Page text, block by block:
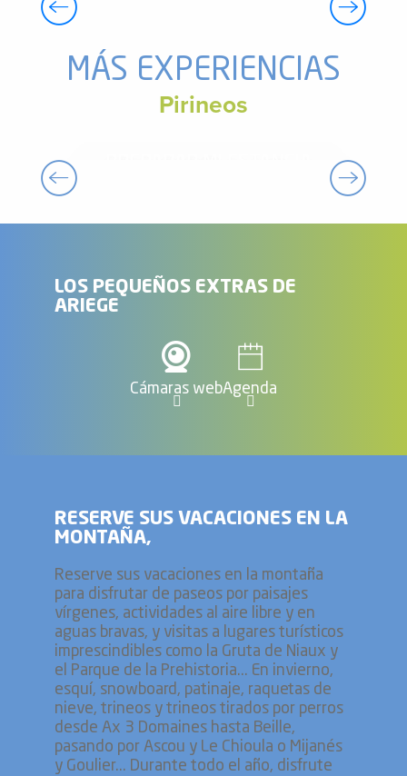
MÁS EXPERIENCIAS
Pirineos
LOS PEQUEÑOS EXTRAS DE
ARIEGE
Cámaras webAgenda
RESERVE SUS VACACIONES EN LA
MONTAÑA,
Reserve sus vacaciones en la montaña
para disfrutar de paseos por paisajes
vírgenes, actividades al aire libre y en
aguas bravas, y visitas a lugares turísticos
imprescindibles como la Gruta de Niaux y
el Parque de la Prehistoria... En invierno,
esquí, snowboard, patinaje, raquetas de
nieve, trineos y trineos tirados por perros
desde Ax 3 Domaines hasta Beille,
pasando por Ascou y Le Chioula o Mijanés
y Goulier... Durante todo el año, disfrute